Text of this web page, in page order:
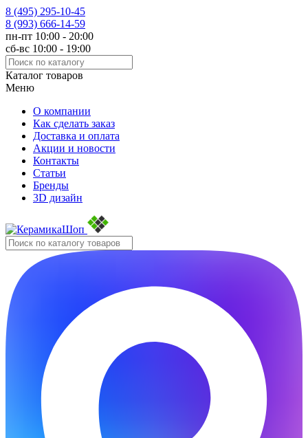
8 (495) 295-10-45
8 (993) 666-14-59
пн-пт 10:00 - 20:00
сб-вс 10:00 - 19:00
Каталог товаров
Меню
О компании
Как сделать заказ
Доставка и оплата
Акции и новости
Контакты
Статьи
Бренды
3D дизайн